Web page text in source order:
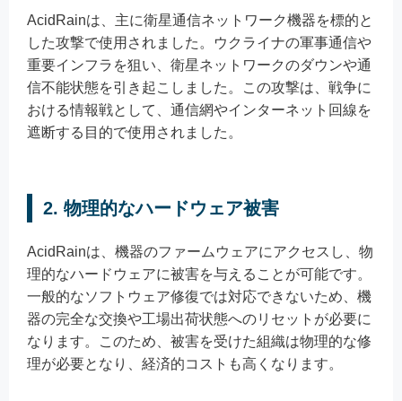
AcidRainは、主に衛星通信ネットワーク機器を標的と
した攻撃で使用されました。ウクライナの軍事通信や
重要インフラを狙い、衛星ネットワークのダウンや通
信不能状態を引き起こしました。この攻撃は、戦争に
おける情報戦として、通信網やインターネット回線を
遮断する目的で使用されました。
2. 物理的なハードウェア被害
AcidRainは、機器のファームウェアにアクセスし、物
理的なハードウェアに被害を与えることが可能です。
一般的なソフトウェア修復では対応できないため、機
器の完全な交換や工場出荷状態へのリセットが必要に
なります。このため、被害を受けた組織は物理的な修
理が必要となり、経済的コストも高くなります。